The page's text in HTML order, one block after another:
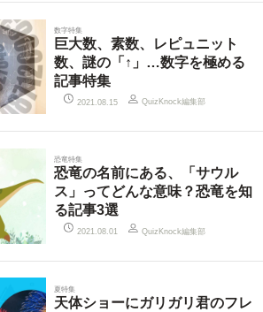
数字特集
巨大数、素数、レピュニット
数、謎の「↑」…数字を極める
記事特集
2021.08.15 QuizKnock編集部
恐竜特集
恐竜の名前にある、「サウル
ス」ってどんな意味？恐竜を知
る記事3選
2021.08.01 QuizKnock編集部
夏特集
天体ショーにガリガリ君のフレ